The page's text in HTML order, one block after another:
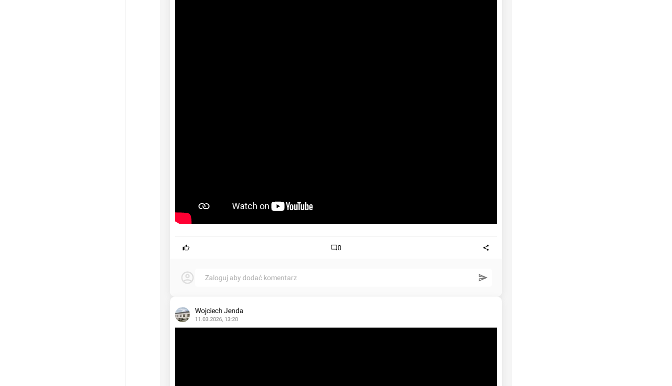
0
Zaloguj aby dodać komentarz
Wojciech Jenda
11.03.2026, 13:20